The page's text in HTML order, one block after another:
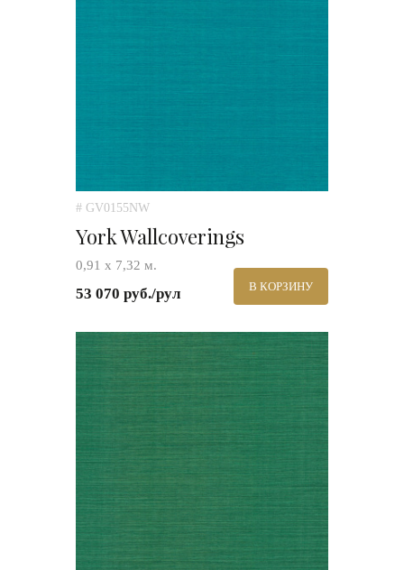
# GV0155NW
York Wallcoverings
0,91 х 7,32 м.
53 070 руб./рул В КОРЗИНУ